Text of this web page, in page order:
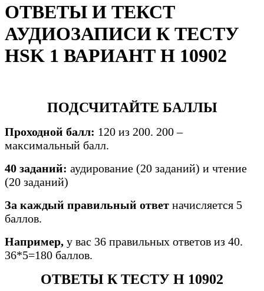
ОТВЕТЫ И ТЕКСТ
АУДИОЗАПИСИ К ТЕСТУ
HSK 1 ВАРИАНТ H 10902
ПОДСЧИТАЙТЕ БАЛЛЫ
Проходной балл: 120 из 200. 200 –
максимальный балл.
40 заданий: аудирование (20 заданий) и чтение
(20 заданий)
За каждый правильный ответ начисляется 5
баллов.
Например, у вас 36 правильных ответов из 40.
36*5=180 баллов.
ОТВЕТЫ К ТЕСТУ H 10902